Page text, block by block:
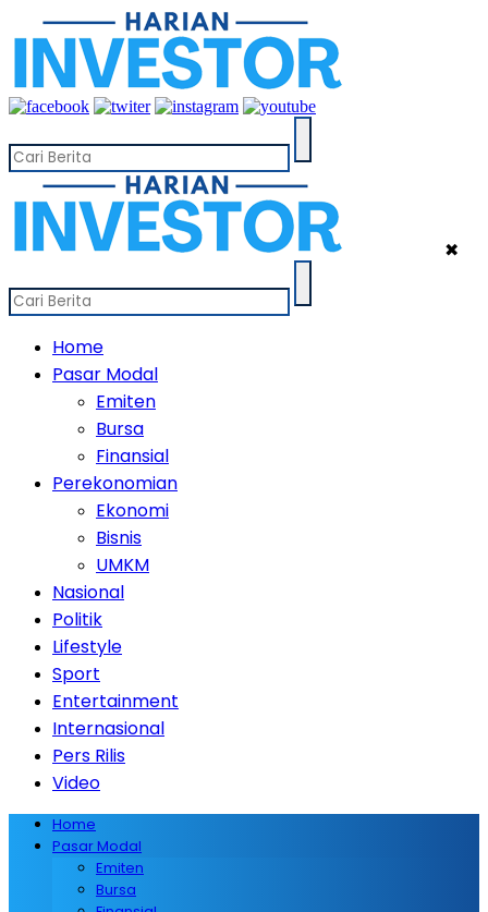
✖
Home
Pasar Modal
Emiten
Bursa
Finansial
Perekonomian
Ekonomi
Bisnis
UMKM
Nasional
Politik
Lifestyle
Sport
Entertainment
Internasional
Pers Rilis
Video
Home
Pasar Modal
Emiten
Bursa